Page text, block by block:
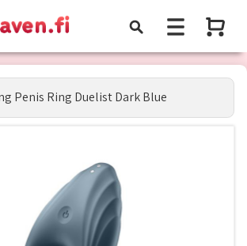
Penis Ring Duelist Dark Blue